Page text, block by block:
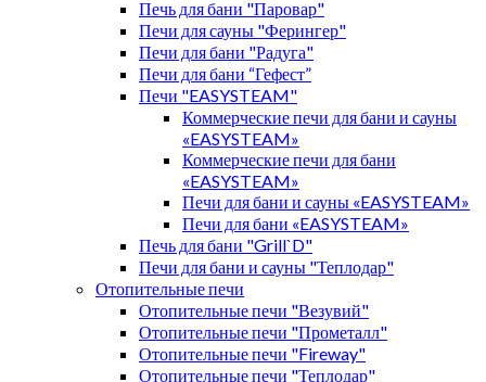
Печь для бани "Паровар"
Печи для сауны "Ферингер"
Печи для бани "Радуга"
Печи для бани “Гефест”
Печи "EASYSTEAM"
Коммерческие печи для бани и сауны
«EASYSTEAM»
Коммерческие печи для бани
«EASYSTEAM»
Печи для бани и сауны «EASYSTEAM»
Печи для бани «EASYSTEAM»
Печь для бани "Grill`D"
Печи для бани и сауны "Теплодар"
Отопительные печи
Отопительные печи "Везувий"
Отопительные печи "Прометалл"
Отопительные печи "Fireway"
Отопительные печи "Теплодар"